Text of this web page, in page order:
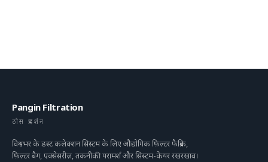
Pangin Filtration
ठोस प्रदर्शन
विश्वभर के डस्ट कलेक्शन सिस्टम के लिए औद्योगिक फ़िल्टर फैब्रिक,
फ़िल्टर बैग, एक्सेसरीज़, तकनीकी परामर्श और सिस्टम-केयर रखरखाव।